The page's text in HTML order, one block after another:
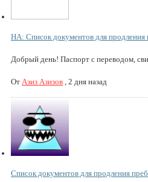
НА: Список документов для продления
Добрый день! Паспорт с переводом,
От Азиз Азизов 2 дня назад
Список документов для продления